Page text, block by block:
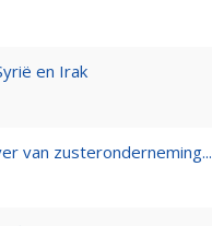
en Irak
van zusteronderneming...